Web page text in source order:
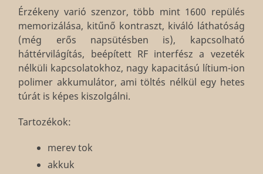
Érzékeny varió szenzor, több mint 1600 repülés
memorizálása, kitűnő kontraszt, kiváló láthatóság
(még erős napsütésben is), kapcsolható
háttérvilágítás, beépített RF interfész a vezeték
nélküli kapcsolatokhoz, nagy kapacitású lítium-ion
polimer akkumulátor, ami töltés nélkül egy hetes
túrát is képes kiszolgálni.
Tartozékok:
merev tok
akkuk